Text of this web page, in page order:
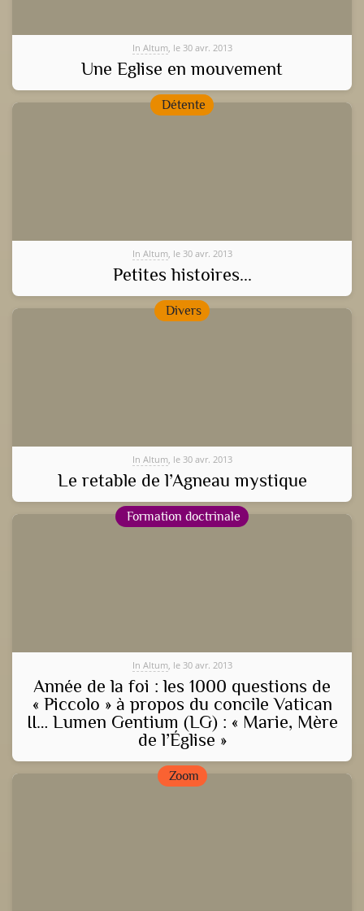
In Altum, le 30 avr. 2013
Une Eglise en mouvement
Détente
In Altum, le 30 avr. 2013
Petites histoires...
Divers
In Altum, le 30 avr. 2013
Le retable de l’Agneau mystique
Formation doctrinale
In Altum, le 30 avr. 2013
Année de la foi : les 1000 questions de
« Piccolo » à propos du concile Vatican
II… Lumen Gentium (LG) : « Marie, Mère
de l’Église »
Zoom